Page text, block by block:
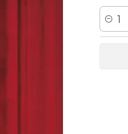
Cantidad